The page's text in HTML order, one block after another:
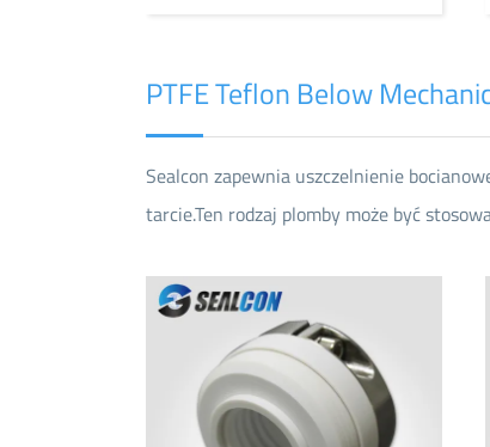
PTFE Teflon Below
Sealcon zapewnia uszczelnienie
tarcie.Ten rodzaj plomby może być